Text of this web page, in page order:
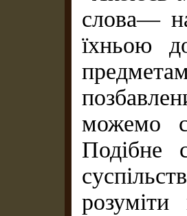
слова—
їхньою
можемо
Подібне
розуміти